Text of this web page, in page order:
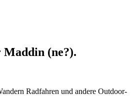
(ne?).
Radfahren und andere Outdoor-